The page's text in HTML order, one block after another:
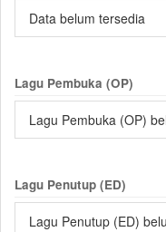
Data belum tersedia
Lagu Pembuka (OP)
Lagu Pembuka (OP)
Lagu Penutup (ED)
Lagu Penutup (ED)